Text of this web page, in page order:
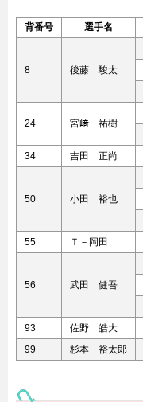
背番号 選手名
8 後藤 駿太
24 宮﨑 祐樹
34
吉田 正尚
50 小田 裕也
55
Ｔ－岡田
56 武田 健吾
93
佐野 皓大
99
杉本 裕太郎